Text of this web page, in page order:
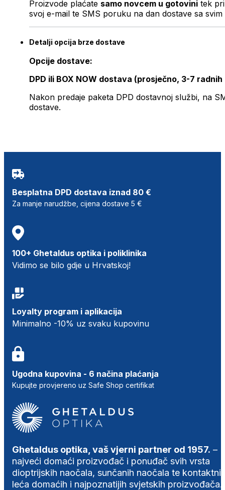
Proizvode plaćate samo novcem u gotovini tek
svoj e-mail te SMS poruku na dan dostave sa svim
Detalji opcija brze dostave
Opcije dostave:
DPD ili BOX NOW dostava (prosječno, 3-7 radnih
Nakon predaje paketa DPD dostavnoj službi, na
dostave.
Besplatna DPD dostava iznad 80 €
Za manje narudžbe, cijena dostave 5 €
100+ Ghetaldus optika i poliklinika
Vidimo se bilo gdje u Hrvatskoj!
Loyalty program i aplikacija
Minimalno -10% uz svaku kupovinu
Ugodna kupovina - 6 načina plaćanja
Kupujte provjereno uz Safe Shop certifikat
Ghetaldus optika, vaš vjerni partner od 1957. –
najveći domaći proizvođač i ponuđač svih vrsta
dioptrijskih naočala, sunčanih naočala te
leća domaćih i najpoznatijih svjetskih proizvođača.